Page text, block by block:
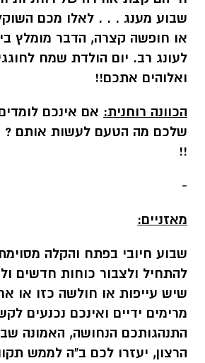
שבוע מענג . . . לאלו מכם
או חופשה קצרה, הדבר מומלץ
לעונג רב. יום הולדת שמח
ואלוהים אתכם!!
הכוונה רוחנית: אם אינכם
שלכם מה הטעם לעשות אותם ?
!!
-
מאזניים:
שבוע חיובי בפתח והקלה
להתחיל ולצבור כוחות חדשים
שיש עייפות או חולשה כזו או
מרימים ידיים ואינכם נכנעים
התנהגותכם הנחושה, האמונה
הרצון, יעזרו לכם ב"ה לממש